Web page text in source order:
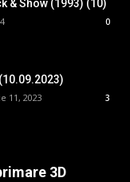
& Show (1993) (10)
0
11, 2023 3
3D